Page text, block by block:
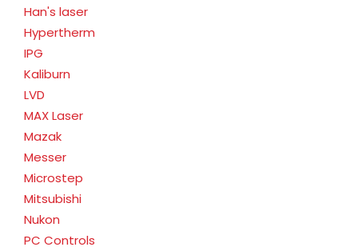
Han's laser
Hypertherm
IPG
Kaliburn
LVD
MAX Laser
Mazak
Messer
Microstep
Mitsubishi
Nukon
PC Controls